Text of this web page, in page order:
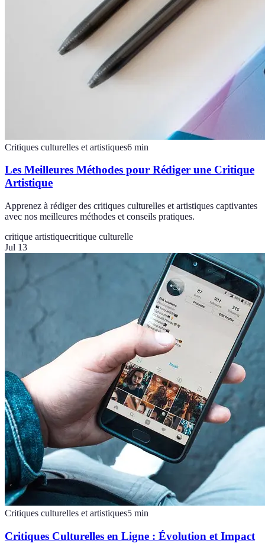
Critiques culturelles et artistiques6 min
Les Meilleures Méthodes pour Rédiger une Critique
Artistique
Apprenez à rédiger des critiques culturelles et artistiques captivantes
avec nos meilleures méthodes et conseils pratiques.
critique artistiquecritique culturelle
Jul 13
Critiques culturelles et artistiques5 min
Critiques Culturelles en Ligne : Évolution et Impact